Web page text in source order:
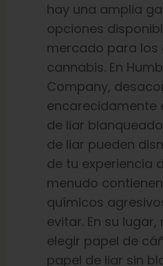
hay una amplia
opciones
mercado para los
cannabis. En
Company,
encarecidamente
de liar
de liar pueden
de tu experiencia
menudo
químicos
evitar. En su
elegir papel de
papel de liar sin